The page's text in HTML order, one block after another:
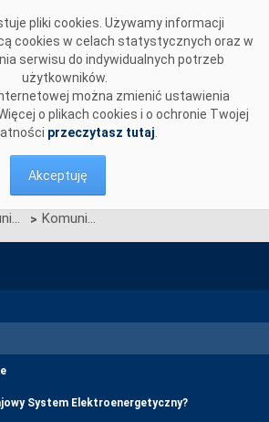
pliki cookies. Używamy informacji
cookies w celach statystycznych oraz w
serwisu do indywidualnych potrzeb
użytkowników.
można zmienić ustawienia
o plikach cookies i o ochronie Twojej
przeczytasz tutaj
Akceptuję
Komunikaty OSP > Komunikat w sprawie ogłoszenia jednostronnego przetargu miesięcznego na zdolności przesyłowe połączenia międzysystemowego PSE i NEK UKRENERGO na KWIECIEŃ 2016 r.
System Elektroenergetyczny?